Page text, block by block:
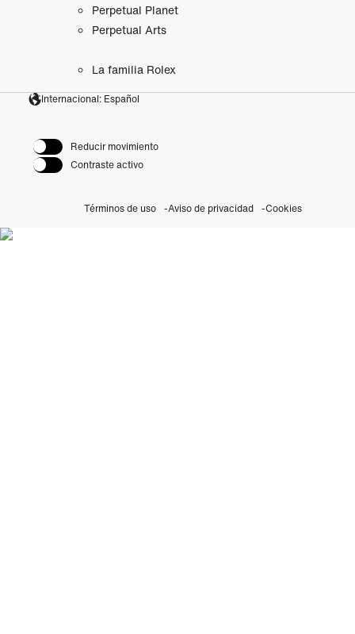
Perpetual Planet
Perpetual Arts
La familia Rolex
Internacional: Español
Reducir movimiento
Contraste activo
Términos de uso Aviso de privacidad Cookies